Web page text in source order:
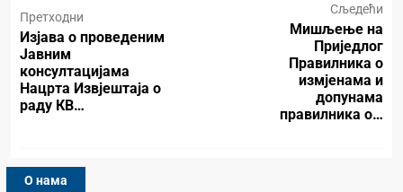
Претходни
Изјава о проведеним
Јавним
консултацијама
Нацрта Извјештаја о
раду КВ…
Сљедећи
Мишљење на
Приједлог
Правилника о
измјенама и
допунама
правилника о…
О нама